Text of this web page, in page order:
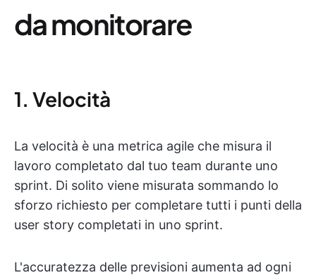
da monitorare
1. Velocità
La velocità è una metrica agile che misura il
lavoro completato dal tuo team durante uno
sprint. Di solito viene misurata sommando lo
sforzo richiesto per completare tutti i punti della
user story completati in uno sprint.
L'accuratezza delle previsioni aumenta ad ogni